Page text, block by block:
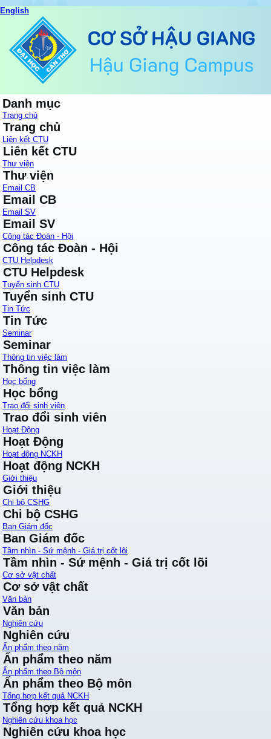
English
Danh mục
Trang chủ
Trang chủ
Liên kết CTU
Liên kết CTU
Thư viện
Thư viện
Email CB
Email CB
Email SV
Email SV
Công tác Đoàn - Hội
Công tác Đoàn - Hội
CTU Helpdesk
CTU Helpdesk
Tuyển sinh CTU
Tuyển sinh CTU
Tin Tức
Tin Tức
Seminar
Seminar
Thông tin việc làm
Thông tin việc làm
Học bổng
Học bổng
Trao đổi sinh viên
Trao đổi sinh viên
Hoạt Động
Hoạt Động
Hoạt động NCKH
Hoạt động NCKH
Giới thiệu
Giới thiệu
Chi bộ CSHG
Chi bộ CSHG
Ban Giám đốc
Ban Giám đốc
Tầm nhìn - Sứ mệnh - Giá trị cốt lõi
Tầm nhìn - Sứ mệnh - Giá trị cốt lõi
Cơ sở vật chất
Cơ sở vật chất
Văn bản
Văn bản
Nghiên cứu
Nghiên cứu
Ấn phẩm theo năm
Ấn phẩm theo năm
Ấn phẩm theo Bộ môn
Ấn phẩm theo Bộ môn
Tổng hợp kết quả NCKH
Tổng hợp kết quả NCKH
Nghiên cứu khoa học
Nghiên cứu khoa học